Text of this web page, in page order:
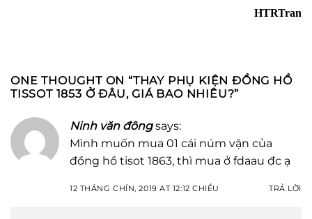
HTRTran
ONE THOUGHT ON “THAY PHỤ KIỆN ĐỒNG HỒ
TISSOT 1853 Ở ĐÂU, GIÁ BAO NHIÊU?”
Ninh văn đông says:
Mình muốn mua 01 cái núm vặn của
đồng hồ tisot 1863, thì mua ở fdaau đc ạ
12 THÁNG CHÍN, 2019 AT 12:12 CHIỀU TRẢ LỜI